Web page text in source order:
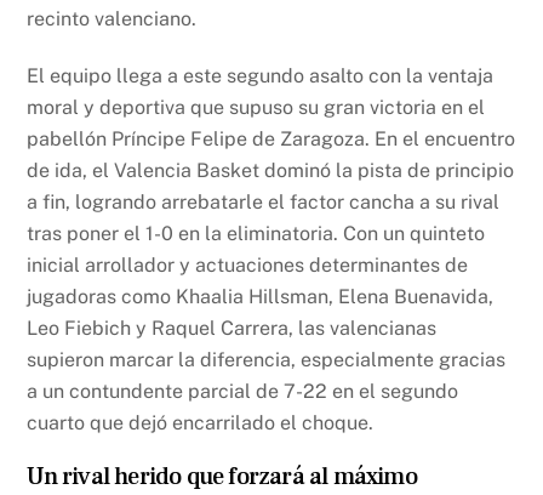
recinto valenciano.
El equipo llega a este segundo asalto con la ventaja
moral y deportiva que supuso su gran victoria en el
pabellón Príncipe Felipe de Zaragoza. En el encuentro
de ida, el Valencia Basket dominó la pista de principio
a fin, logrando arrebatarle el factor cancha a su rival
tras poner el 1-0 en la eliminatoria. Con un quinteto
inicial arrollador y actuaciones determinantes de
jugadoras como Khaalia Hillsman, Elena Buenavida,
Leo Fiebich y Raquel Carrera, las valencianas
supieron marcar la diferencia, especialmente gracias
a un contundente parcial de 7-22 en el segundo
cuarto que dejó encarrilado el choque.
Un rival herido que forzará al máximo